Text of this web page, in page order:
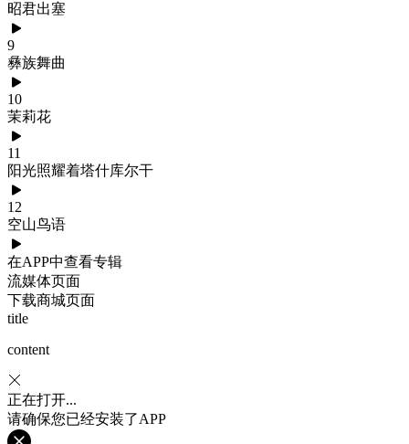
昭君出塞
9
彝族舞曲
10
茉莉花
11
阳光照耀着塔什库尔干
12
空山鸟语
在APP中查看专辑
流媒体页面
下载商城页面
title
content
正在打开...
请确保您已经安装了APP